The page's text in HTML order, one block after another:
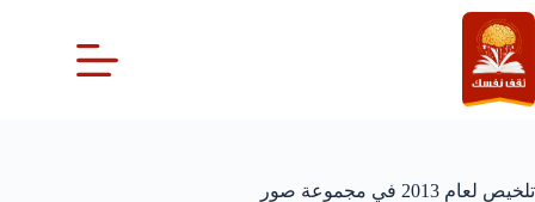
التجاوز
إلى
المحتوى
تلخيص لعام 2013 في مجموعة صور